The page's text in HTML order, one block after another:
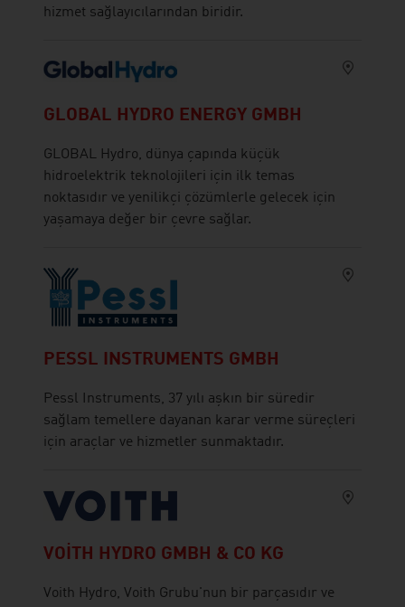
hizmet sağlayıcılarından biridir.
GLOBAL HYDRO ENERGY GMBH
GLOBAL Hydro, dünya çapında küçük
hidroelektrik teknolojileri için ilk temas
noktasıdır ve yenilikçi çözümlerle gelecek için
yaşamaya değer bir çevre sağlar.
PESSL INSTRUMENTS GMBH
Pessl Instruments, 37 yılı aşkın bir süredir
sağlam temellere dayanan karar verme süreçleri
için araçlar ve hizmetler sunmaktadır.
VOITH HYDRO GMBH & CO KG
Voith Hydro, Voith Grubu'nun bir parçasıdır ve